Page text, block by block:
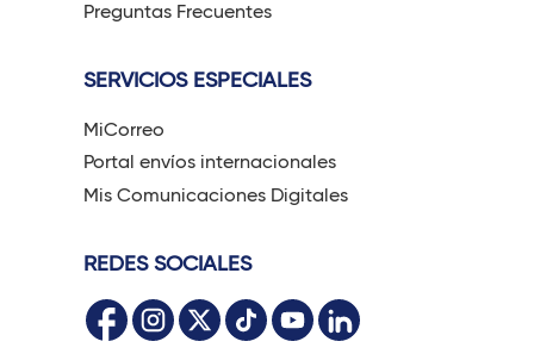
Preguntas Frecuentes
SERVICIOS ESPECIALES
MiCorreo
Portal envíos internacionales
Mis Comunicaciones Digitales
REDES SOCIALES